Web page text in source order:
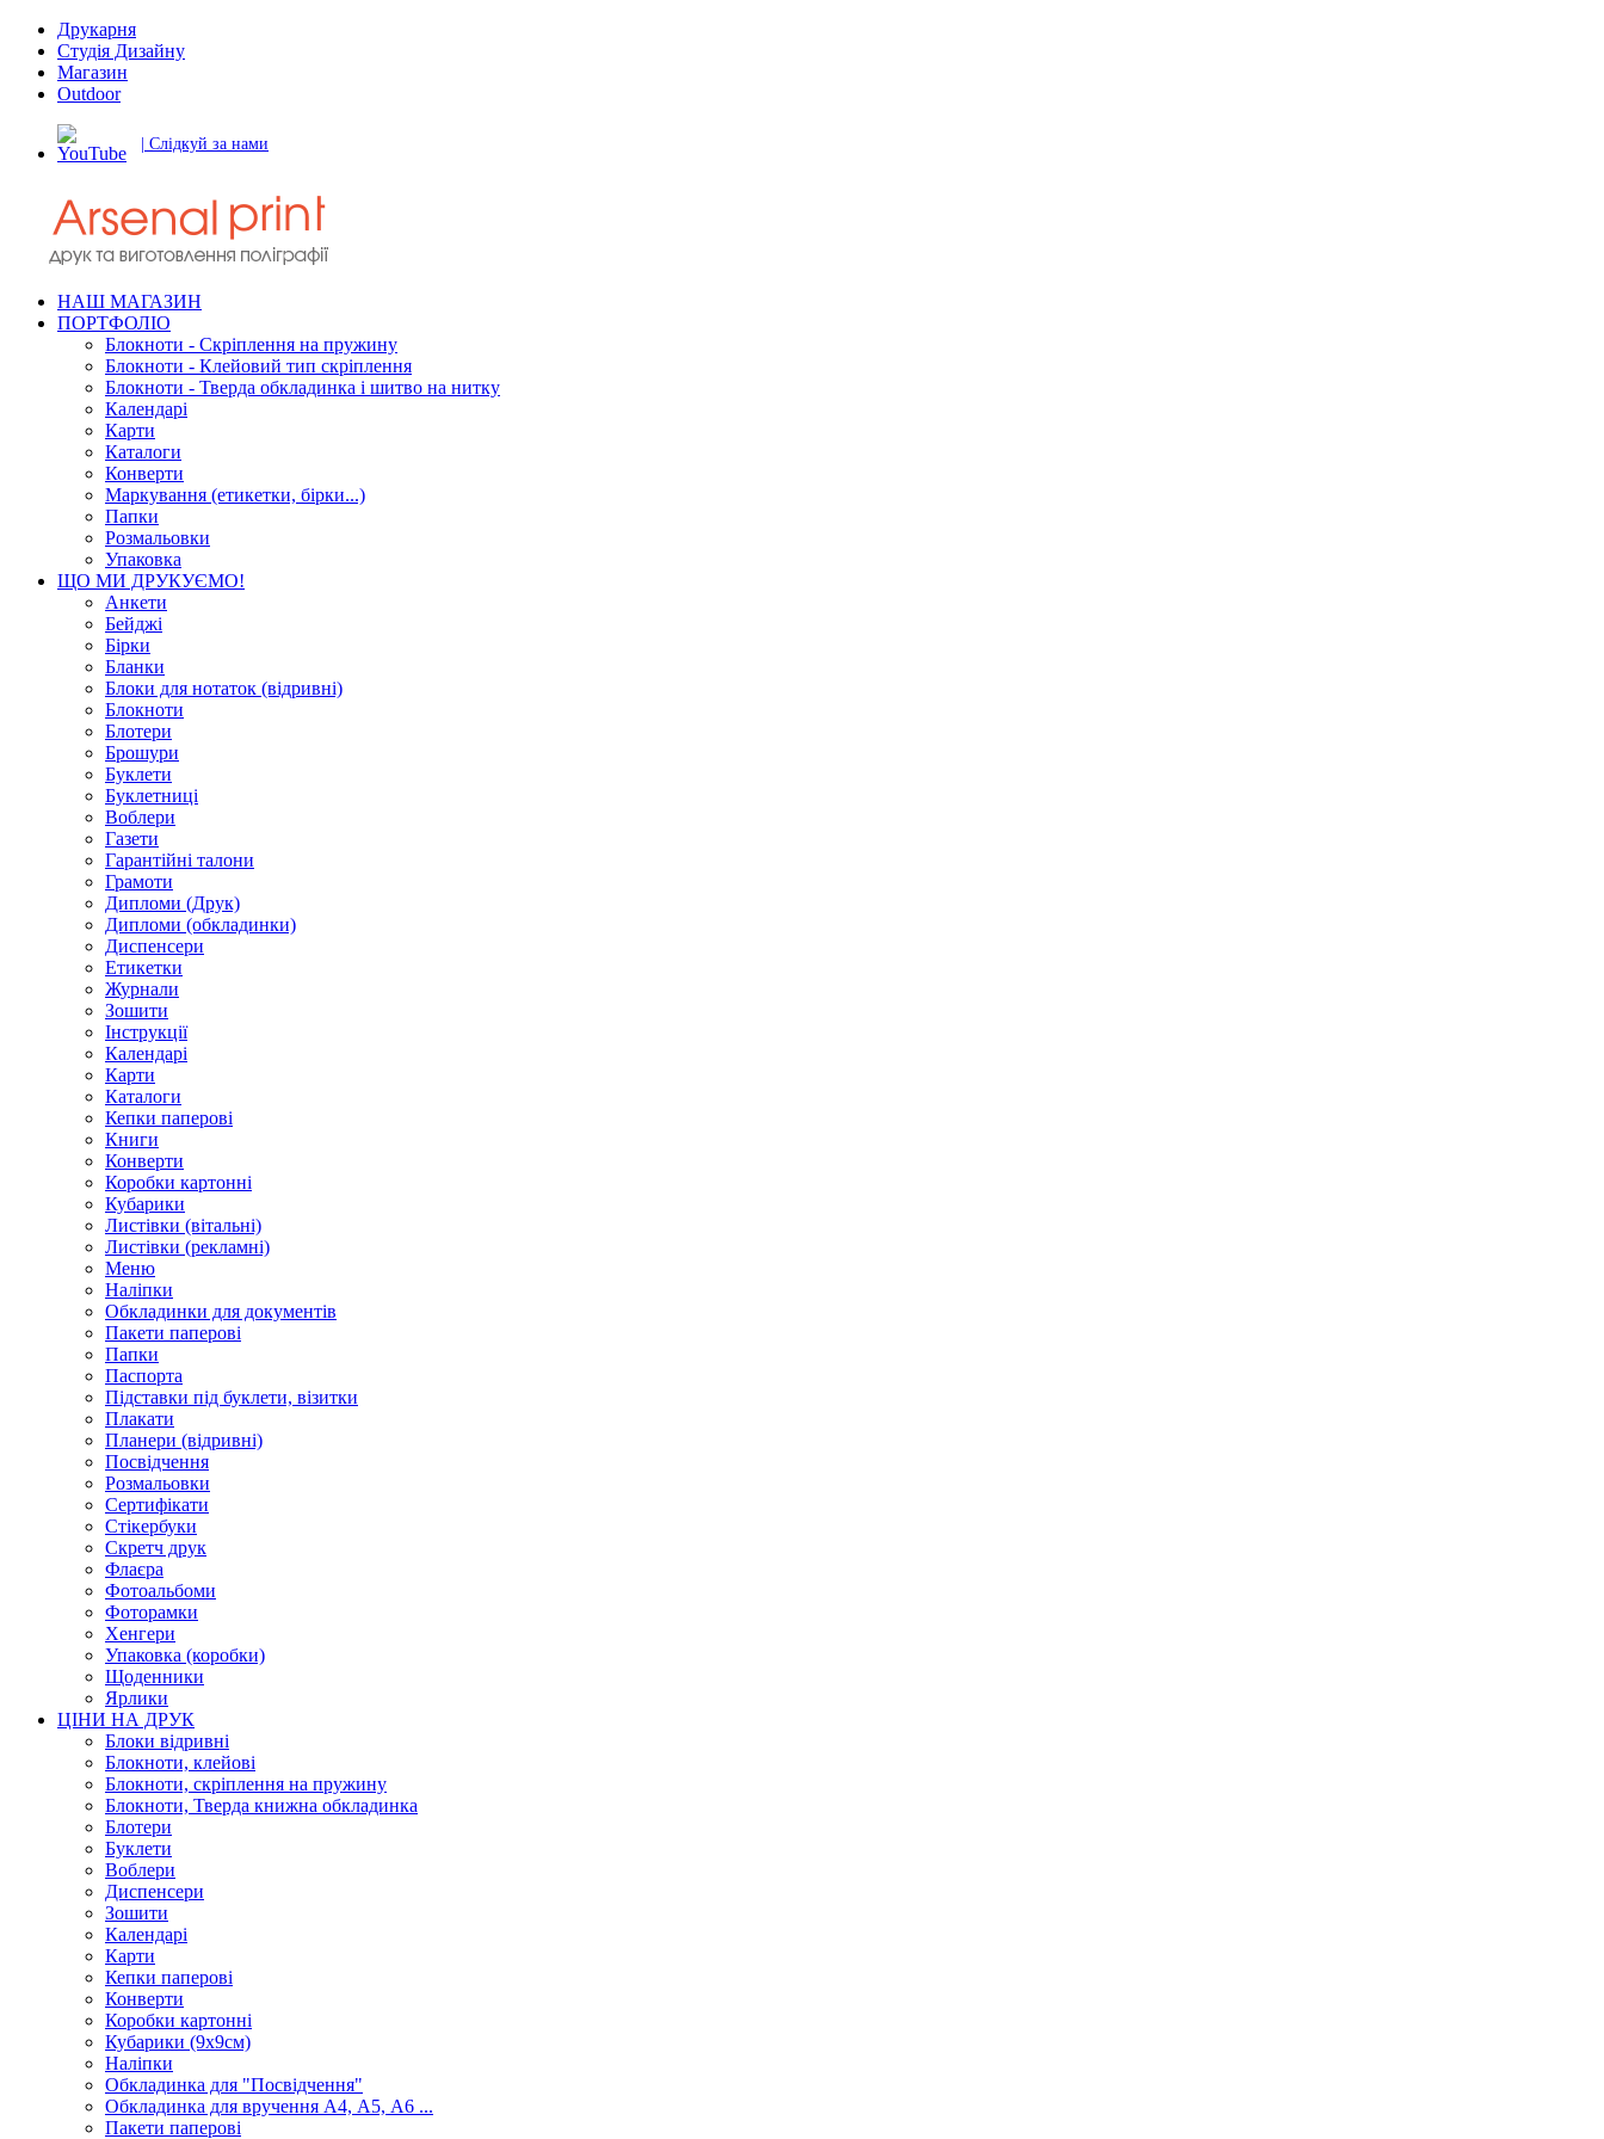
Друкарня
Студія Дизайну
Магазин
Outdoor
| Слідкуй за нами
НАШ МАГАЗИН
ПОРТФОЛІО
Блокноти - Скріплення на пружину
Блокноти - Клейовий тип скріплення
Блокноти - Тверда обкладинка і шитво на нитку
Календарі
Карти
Каталоги
Конверти
Маркування (етикетки, бірки...)
Папки
Розмальовки
Упаковка
ЩО МИ ДРУКУЄМО!
Анкети
Бейджі
Бірки
Бланки
Блоки для нотаток (відривні)
Блокноти
Блотери
Брошури
Буклети
Буклетниці
Воблери
Газети
Гарантійні талони
Грамоти
Дипломи (Друк)
Дипломи (обкладинки)
Диспенсери
Етикетки
Журнали
Зошити
Інструкції
Календарі
Карти
Каталоги
Кепки паперові
Книги
Конверти
Коробки картонні
Кубарики
Листівки (вітальні)
Листівки (рекламні)
Меню
Наліпки
Обкладинки для документів
Пакети паперові
Папки
Паспорта
Підставки під буклети, візитки
Плакати
Планери (відривні)
Посвідчення
Розмальовки
Сертифікати
Стікербуки
Скретч друк
Флаєра
Фотоальбоми
Фоторамки
Хенгери
Упаковка (коробки)
Щоденники
Ярлики
ЦІНИ НА ДРУК
Блоки відривні
Блокноти, клейові
Блокноти, скріплення на пружину
Блокноти, Тверда книжна обкладинка
Блотери
Буклети
Воблери
Диспенсери
Зошити
Календарі
Карти
Кепки паперові
Конверти
Коробки картонні
Кубарики (9х9см)
Наліпки
Обкладинка для "Посвідчення"
Обкладинка для вручення А4, А5, А6 ...
Пакети паперові